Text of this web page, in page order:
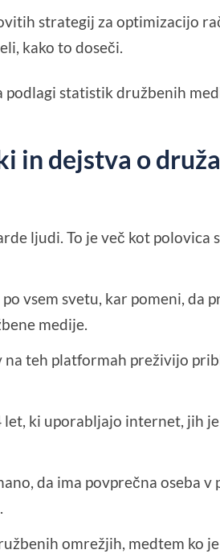
strategij za optimizacijo
kako to doseči.
statistik družbenih
in dejstva o
ljudi. To je več kot polovica
vsem svetu, kar pomeni, da
medije.
teh platformah preživijo
ki uporabljajo internet, jih
da ima povprečna oseba v
omrežjih, medtem ko